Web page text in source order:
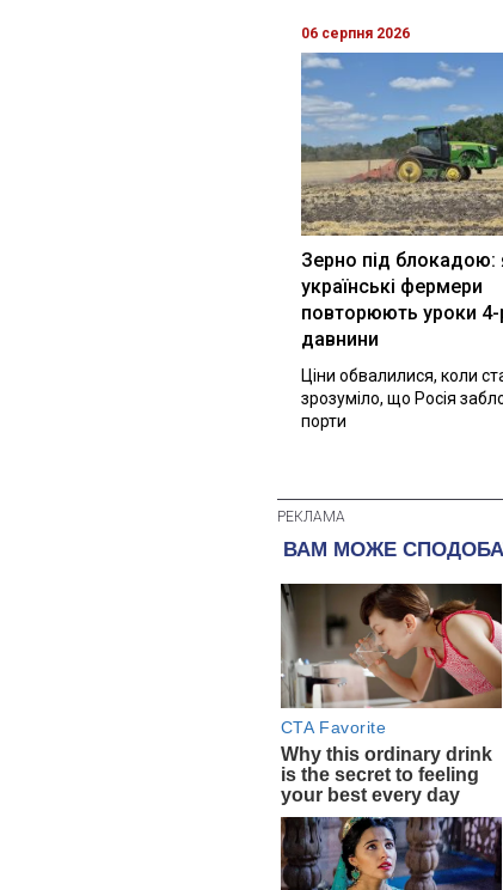
06 серпня 2026
Зерно під блокадою:
українські фермери
повторюють уроки 4-
давнини
Ціни обвалилися, коли
зрозуміло, що Росія
порти